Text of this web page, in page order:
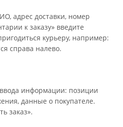
адрес доставки, номер
к заказу» введите
курьеру, например:
справа налево.
информации: позиции
данные о покупателе.
заказ».